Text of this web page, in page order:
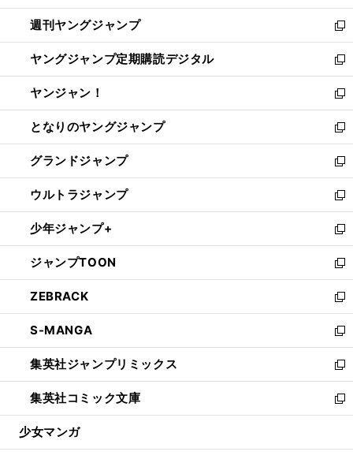
開
く
ウ
で
開
く
ン
ド
ウ
で
開
く
ウ
ィ
ン
ド
ウ
で
開
く
週刊ヤングジャンプ
新
し
い
ウ
ィ
ン
ド
ウ
で
開
く
ヤングジャンプ定期購読デジタル
新
し
い
ウ
ィ
ン
ド
ウ
で
開
く
ヤンジャン！
新
し
い
ウ
ィ
ン
ド
ウ
で
開
く
となりのヤングジャンプ
新
し
い
ウ
ィ
ン
ド
ウ
で
開
く
グランドジャンプ
新
し
い
ウ
ィ
ン
ド
ウ
で
開
く
ウルトラジャンプ
新
し
い
ウ
ィ
ン
ド
ウ
で
開
く
少年ジャンプ+
新
し
い
ウ
ィ
ン
ド
ウ
で
開
く
ジャンプTOON
新
し
い
ウ
ィ
ン
ド
ウ
で
開
ZEBRACK
新
し
い
ウ
ィ
ン
ド
ウ
開
S-MANGA
新
し
い
ウ
ィ
ン
ウ
集英社ジャンプリミックス
新
し
い
ウ
ン
集英社コミック文庫
新
し
ウ
少女マンガ